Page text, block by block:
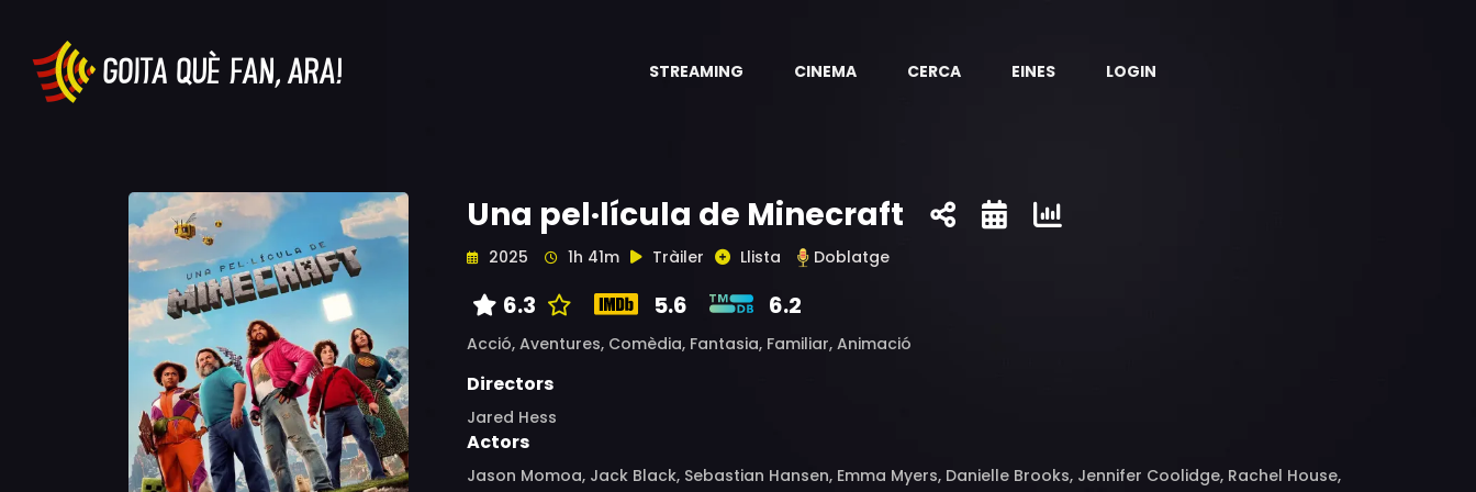
STREAMING CINEMA CERCA EINES LOGIN
Una pel·lícula de Minecraft
2025 1h 41m Tràiler Llista Doblatge
6.3 5.6 6.2
Acció, Aventures, Comèdia, Fantasia, Familiar, Animació
Directors
Jared Hess
Actors
Jason Momoa, Jack Black, Sebastian Hansen, Emma Myers, Danielle Brooks, Jennifer Coolidge, Rachel House,